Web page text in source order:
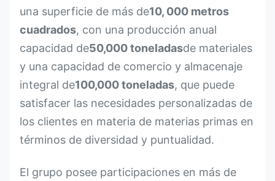
una superficie de más de10, 000 metros
cuadrados, con una producción anual
capacidad de50,000 toneladasde materiales
y una capacidad de comercio y almacenaje
integral de100,000 toneladas, que puede
satisfacer las necesidades personalizadas de
los clientes en materia de materias primas en
términos de diversidad y puntualidad.
El grupo posee participaciones en más de